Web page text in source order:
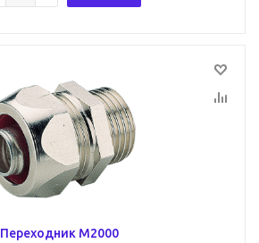
Переходник M2000